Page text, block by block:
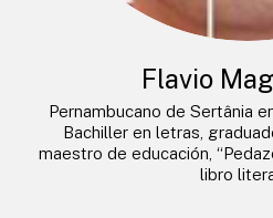
Flavio
Pernambucano de Sertânia
Bachiller en letras,
maestro de educación,
libro